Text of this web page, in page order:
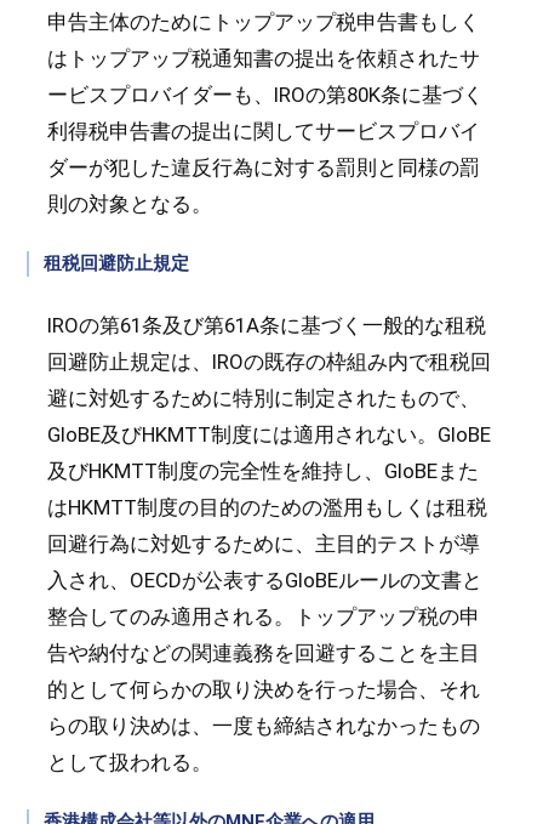
申告主体のためにトップアップ税申告書もしく
はトップアップ税通知書の提出を依頼されたサ
ービスプロバイダーも、IROの第80K条に基づく
利得税申告書の提出に関してサービスプロバイ
ダーが犯した違反行為に対する罰則と同様の罰
則の対象となる。
租税回避防止規定
IROの第61条及び第61A条に基づく一般的な租税
回避防止規定は、IROの既存の枠組み内で租税回
避に対処するために特別に制定されたもので、
GloBE及びHKMTT制度には適用されない。GloBE
及びHKMTT制度の完全性を維持し、GloBEまた
はHKMTT制度の目的のための濫用もしくは租税
回避行為に対処するために、主目的テストが導
入され、OECDが公表するGloBEルールの文書と
整合してのみ適用される。トップアップ税の申
告や納付などの関連義務を回避することを主目
的として何らかの取り決めを行った場合、それ
らの取り決めは、一度も締結されなかったもの
として扱われる。